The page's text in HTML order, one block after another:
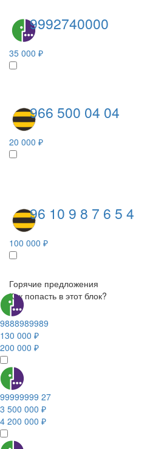
9992740000
35 000 ₽
966 500 04 04
20 000 ₽
96 10 9 8 7 6 5 4
100 000 ₽
Горячие предложения
Как попасть в этот блок?
9888989989
130 000 ₽
200 000 ₽
99999999 27
3 500 000 ₽
4 200 000 ₽